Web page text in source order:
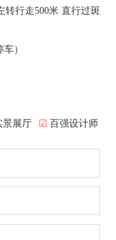
转行走500米 直行过斑
）
景展厅 ☑ 百强设计师